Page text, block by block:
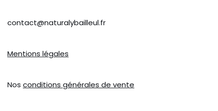
contact@naturalybailleul.fr
Mentions légales
Nos conditions générales de vente